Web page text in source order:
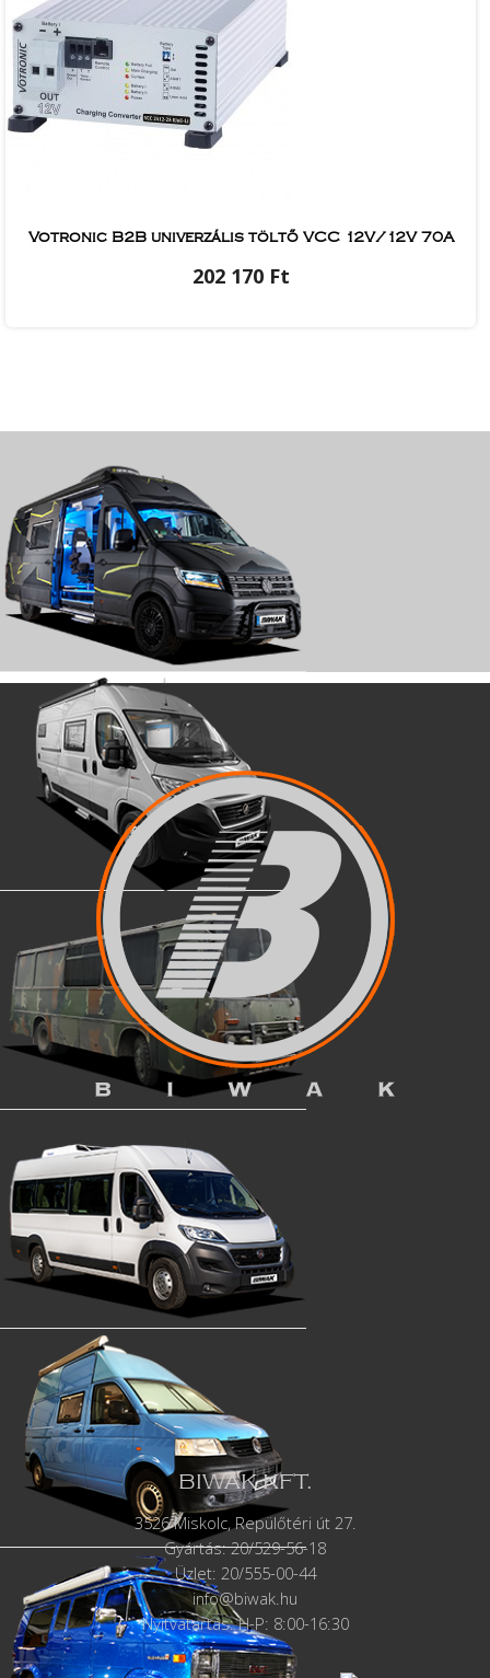
Votronic B2B univerzális töltő VCC 12V/12V 70A
202 170 Ft
BIWAK KFT.
3526 Miskolc, Repülőtéri út 27.
Gyártás:20/529-56-18
Üzlet: 20/555-00-44
info@biwak.hu
Nyitvatartás: H-P: 8:00-16:30